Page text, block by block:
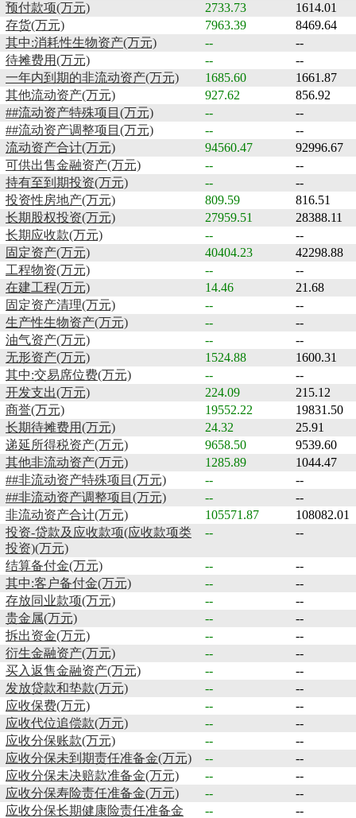
预付款项(万元)
2733.73
1614.01
存货(万元)
7963.39
8469.64
其中:消耗性生物资产(万元)
--
--
待摊费用(万元)
--
--
一年内到期的非流动资产(万元)
1685.60
1661.87
其他流动资产(万元)
927.62
856.92
##流动资产特殊项目(万元)
--
--
##流动资产调整项目(万元)
--
--
流动资产合计(万元)
94560.47
92996.67
可供出售金融资产(万元)
--
--
持有至到期投资(万元)
--
--
投资性房地产(万元)
809.59
816.51
长期股权投资(万元)
27959.51
28388.11
长期应收款(万元)
--
--
固定资产(万元)
40404.23
42298.88
工程物资(万元)
--
--
在建工程(万元)
14.46
21.68
固定资产清理(万元)
--
--
生产性生物资产(万元)
--
--
油气资产(万元)
--
--
无形资产(万元)
1524.88
1600.31
其中:交易席位费(万元)
--
--
开发支出(万元)
224.09
215.12
商誉(万元)
19552.22
19831.50
长期待摊费用(万元)
24.32
25.91
递延所得税资产(万元)
9658.50
9539.60
其他非流动资产(万元)
1285.89
1044.47
##非流动资产特殊项目(万元)
--
--
##非流动资产调整项目(万元)
--
--
非流动资产合计(万元)
105571.87
108082.01
投资-贷款及应收款项(应收款项类
投资)(万元)
-- --
结算备付金(万元) --
--
其中:客户备付金(万元)
--
--
存放同业款项(万元)
--
--
贵金属(万元)
--
--
拆出资金(万元)
--
--
衍生金融资产(万元)
--
--
买入返售金融资产(万元)
--
--
发放贷款和垫款(万元)
--
--
应收保费(万元)
--
--
应收代位追偿款(万元)
--
--
应收分保账款(万元)
--
--
应收分保未到期责任准备金(万元)
--
--
应收分保未决赔款准备金(万元)
--
--
应收分保寿险责任准备金(万元)
--
--
应收分保长期健康险责任准备金
-- --